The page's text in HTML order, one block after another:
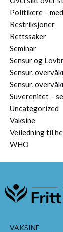
Politikere –
Restriksjoner
Rettssaker
Seminar
Sensur og
Sensur,
Sensur,
Suverenitet –
Uncategorized
Vaksine
Veiledning til
WHO
VAKSINE